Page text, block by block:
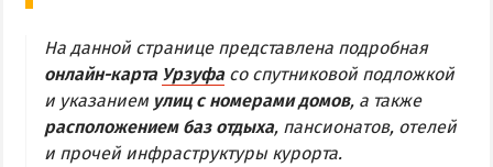
БАБАХ-ТАРАМА
БЕЛОСАРАЙСКАЯ КОСА
МЕЛЕКИНО
ЮРЬЕВКА
На данной странице представлена подробная
онлайн-карта Урзуфа со спутниковой подложкой
и указанием улиц с номерами домов, а также
расположением баз отдыха, пансионатов, отелей
и прочей инфраструктуры курорта.